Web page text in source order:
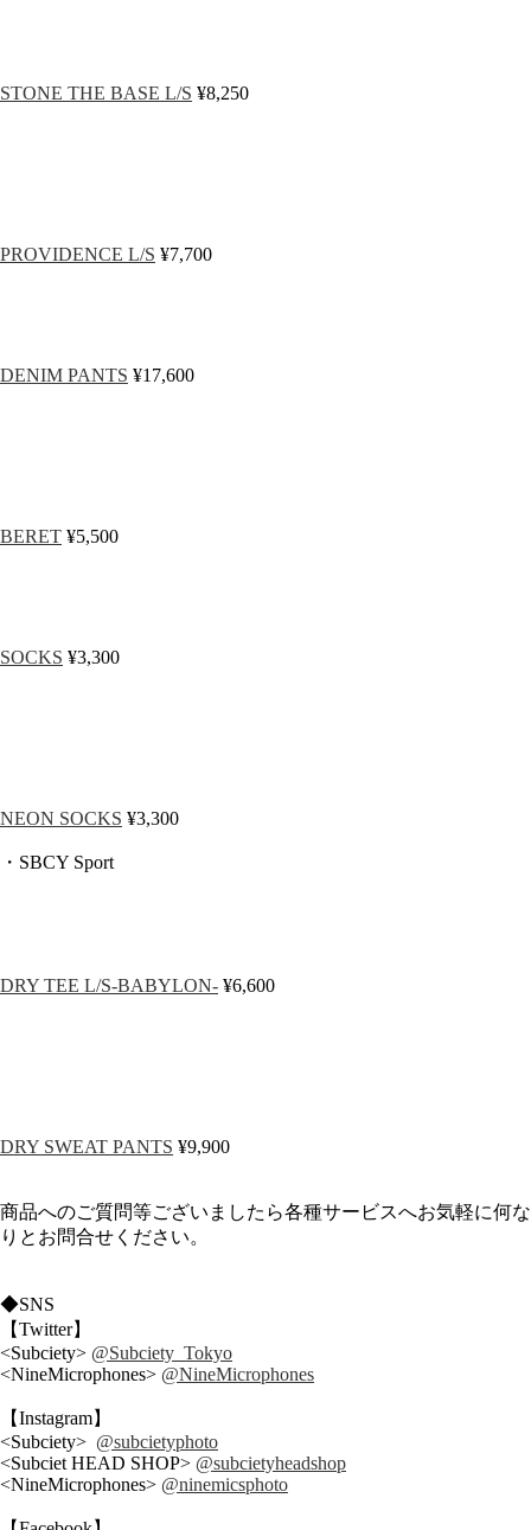
STONE THE BASE L/S ¥8,250
PROVIDENCE L/S ¥7,700
DENIM PANTS ¥17,600
BERET ¥5,500
SOCKS ¥3,300
NEON SOCKS ¥3,300
・SBCY Sport
DRY TEE L/S-BABYLON- ¥6,600
DRY SWEAT PANTS ¥9,900
商品へのご質問等ございましたら各種サービスへお気軽に何な
りとお問合せください。
◆SNS
【Twitter】
<Subciety> @Subciety_Tokyo
<NineMicrophones> @NineMicrophones
【Instagram】
<Subciety> @subcietyphoto
<Subciet HEAD SHOP> @subcietyheadshop
<NineMicrophones> @ninemicsphoto